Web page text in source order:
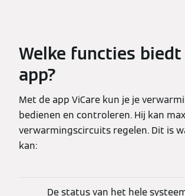
Welke functies biedt
app?
Met de app ViCare kun je je
bedienen en controleren. Hij kan
verwarmingscircuits regelen. Dit is
kan:
De status van het hele